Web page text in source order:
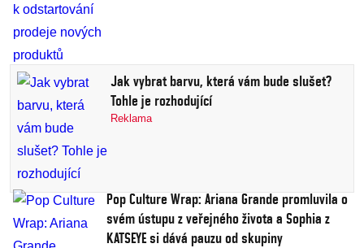
Jak vybrat barvu, která vám bude slušet?
Tohle je rozhodující
Reklama
Pop Culture Wrap: Ariana Grande promluvila o
svém ústupu z veřejného života a Sophia z
KATSEYE si dává pauzu od skupiny